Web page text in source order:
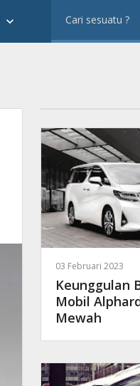
keyboard_arrow_down
03 Februari 2023
Keunggulan
Mobil
Mewah